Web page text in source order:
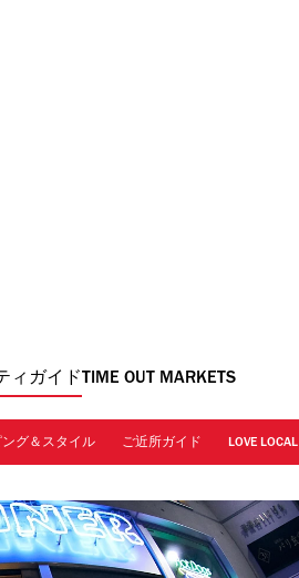
ィガイド TIME OUT MARKETS
ング＆スタイル ご近所ガイド LOVE LOCAL